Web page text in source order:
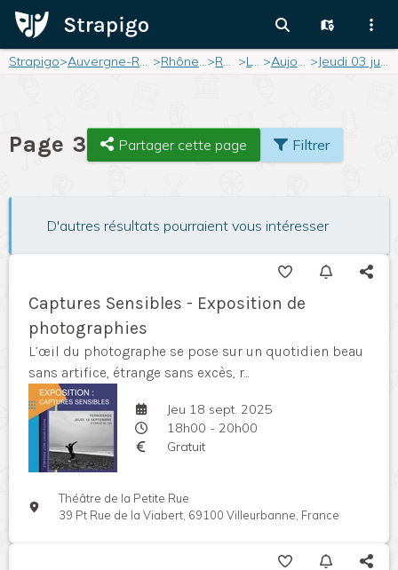
Strapigo> Auvergne-Rhône-Alpes > Rhône-Alpes> Rhône > Lyon > Aujourd'hui > Jeudi 03 juillet 2025
Page 3 Partager cette page Filtrer
D'autres résultats pourraient vous intéresser
Captures Sensibles - Exposition de
photographies
L’œil du photographe se pose sur un quotidien beau
sans artifice, étrange sans excès, r...
Jeu 18 sept. 2025
18h00 - 20h00
Gratuit
Théâtre de la Petite Rue
39 Pt Rue de la Viabert, 69100 Villeurbanne, France